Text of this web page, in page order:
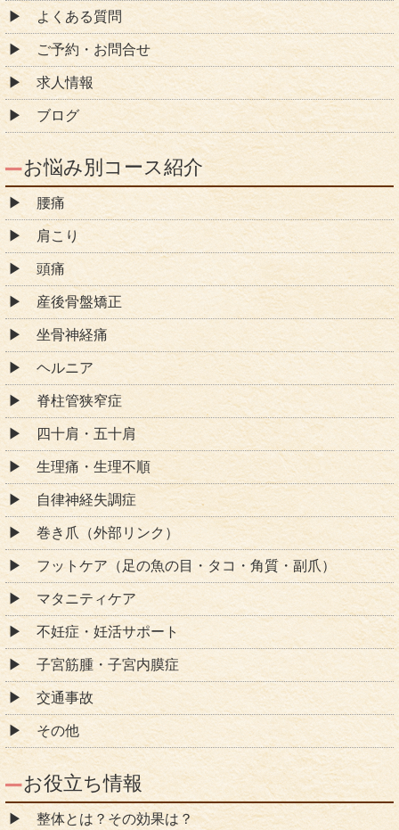
よくある質問
ご予約・お問合せ
求人情報
ブログ
お悩み別コース紹介
腰痛
肩こり
頭痛
産後骨盤矯正
坐骨神経痛
ヘルニア
脊柱管狭窄症
四十肩・五十肩
生理痛・生理不順
自律神経失調症
巻き爪（外部リンク）
フットケア（足の魚の目・タコ・角質・副爪）
マタニティケア
不妊症・妊活サポート
子宮筋腫・子宮内膜症
交通事故
その他
お役立ち情報
整体とは？その効果は？